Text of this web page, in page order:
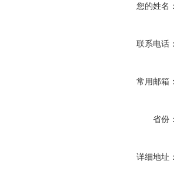
您的姓名：
联系电话：
常用邮箱：
省份：
详细地址：